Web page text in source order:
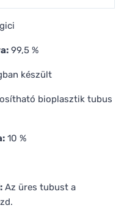
99,5 %
készült
bioplasztik tubus
10 %
Az üres tubust a